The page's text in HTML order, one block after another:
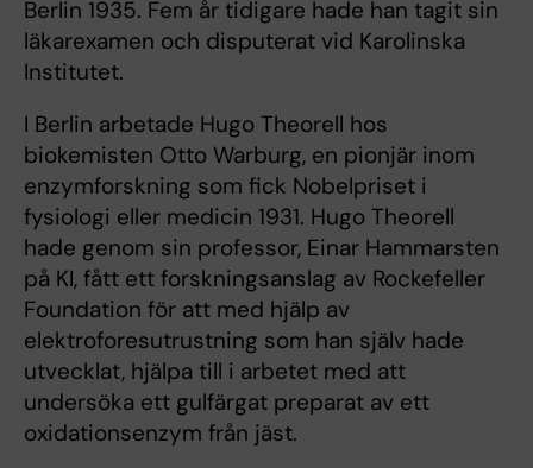
Berlin 1935. Fem år tidigare hade han tagit sin
läkarexamen och disputerat vid Karolinska
Institutet.
I Berlin arbetade Hugo Theorell hos
biokemisten Otto Warburg, en pionjär inom
enzymforskning som fick Nobelpriset i
fysiologi eller medicin 1931. Hugo Theorell
hade genom sin professor, Einar Hammarsten
på KI, fått ett forskningsanslag av Rockefeller
Foundation för att med hjälp av
elektroforesutrustning som han själv hade
utvecklat, hjälpa till i arbetet med att
undersöka ett gulfärgat preparat av ett
oxidationsenzym från jäst.